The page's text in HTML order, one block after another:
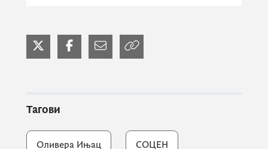
то једна од најважнијих стратешких одлука
која је донијета у претходне четири године
Тагови
Оливера Ињац СОЦЕН